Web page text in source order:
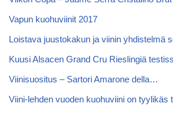
Vapun kuohuviinit 2017
Loistava juustokakun ja viinin yhdistelmä
Kuusi Alsacen Grand Cru Rieslingiä
Viinisuositus – Sartori Amarone della…
Viini-lehden vuoden kuohuviini on tyylikäs